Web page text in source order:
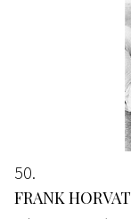
50
FRANK HORVAT